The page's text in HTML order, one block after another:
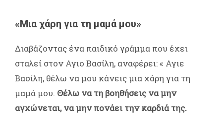
«Μια χάρη για τη μαμά μου»
Διαβάζοντας ένα παιδικό γράμμα που έχει
σταλεί στον Αγιο Βασίλη, αναφέρει: « Αγιε
Βασίλη, θέλω να μου κάνεις μια χάρη για τη
μαμά μου. Θέλω να τη βοηθήσεις να μην
αγχώνεται, να μην πονάει την καρδιά της.